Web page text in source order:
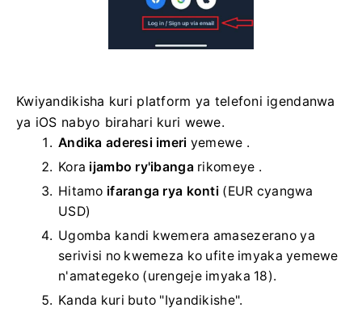
Kwiyandikisha kuri platform ya telefoni igendanwa
ya iOS nabyo birahari kuri wewe.
Andika aderesi imeri yemewe .
Kora ijambo ry'ibanga rikomeye .
Hitamo ifaranga rya konti (EUR cyangwa
USD)
Ugomba kandi kwemera amasezerano ya
serivisi no kwemeza ko ufite imyaka yemewe
n'amategeko (urengeje imyaka 18).
Kanda kuri buto "Iyandikishe".